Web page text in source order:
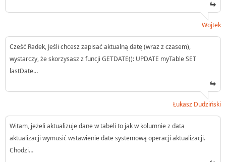
Wojtek
Cześć Radek, Jeśli chcesz zapisać aktualną datę (wraz z czasem),
wystarczy, że skorzysasz z funcji GETDATE(): UPDATE myTable SET
lastDate…
Łukasz Dudziński
Witam, jeżeli aktualizuje dane w tabeli to jak w kolumnie z data
aktualizacji wymusić wstawienie date systemową operacji aktualizacji.
Chodzi…